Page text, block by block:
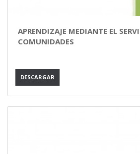
APRENDIZAJE MEDIANTE EL
COMUNIDADES
DESCARGAR